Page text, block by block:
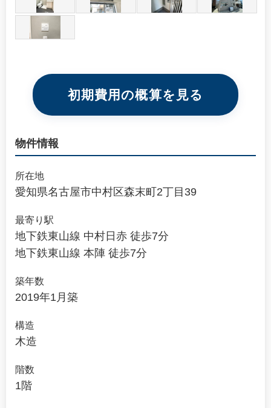
初期費用の概算を見る
物件情報
所在地
愛知県名古屋市中村区森末町2丁目39
最寄り駅
地下鉄東山線 中村日赤 徒歩7分
地下鉄東山線 本陣 徒歩7分
築年数
2019年1月築
構造
木造
階数
1階